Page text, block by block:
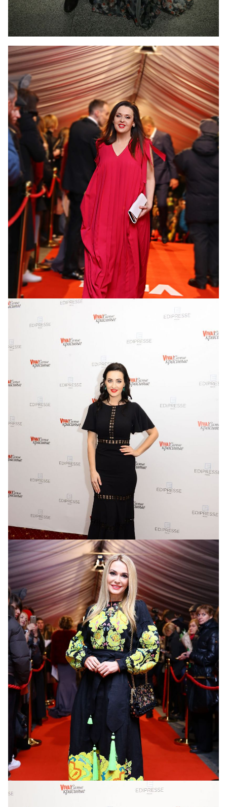
Главный редактор журнала Viva! Иванна
Слабошпицкая в платье Aina Gasse
Соломия Витвицкая
Ольга Сумская